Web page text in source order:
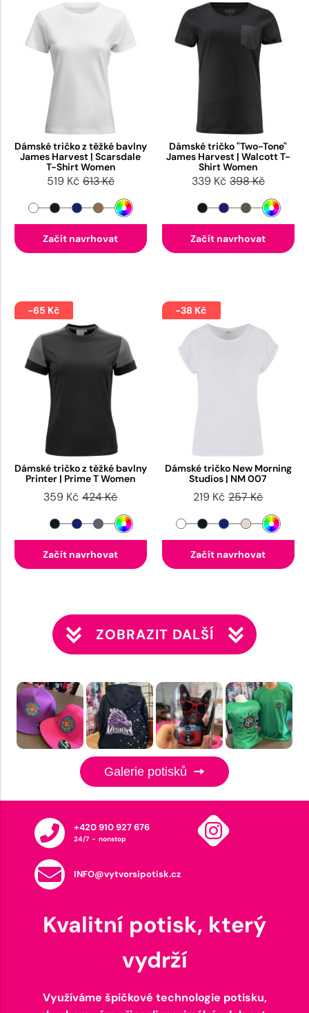
Dámské tričko z těžké bavlny
James Harvest | Scarsdale
T-Shirt Women
519 Kč 613 Kč
Začít navrhovat
Dámské tričko "Two-Tone"
James Harvest | Walcott T-
Shirt Women
339 Kč 398 Kč
Začít navrhovat
-65 Kč
Dámské tričko z těžké bavlny
Printer | Prime T Women
359 Kč 424 Kč
Začít navrhovat
-38 Kč
Dámské tričko New Morning
Studios | NM 007
219 Kč 257 Kč
Začít navrhovat
ZOBRAZIT DALŠÍ
Galerie potisků
+420 910 927 676
24/7 - nonstop
INFO@vytvorsipotisk.cz
Kvalitní potisk, který
vydrží
Využíváme špičkové technologie potisku,